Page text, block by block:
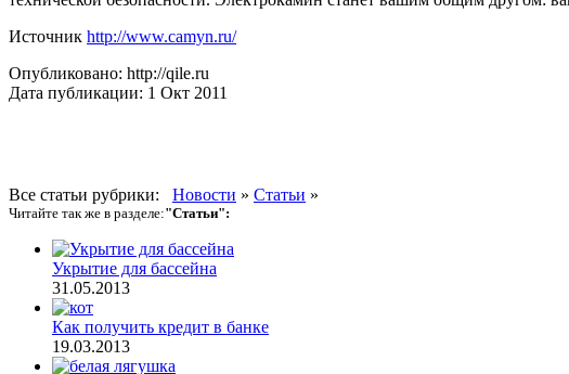
Источник http://www.camyn.ru/
Опубликовано: http://qile.ru
Дата публикации: 1 Окт 2011
Все статьи рубрики: Новости » Статьи »
Читайте так же в разделе:"Статьи":
Укрытие для бассейна
31.05.2013
Как получить кредит в банке
19.03.2013